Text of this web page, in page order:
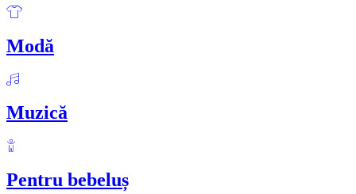
Modă
Muzică
Pentru bebeluș